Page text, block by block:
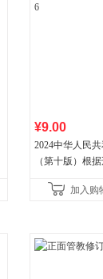
¥9.00
2024中华人民
（第十版）根
加入购